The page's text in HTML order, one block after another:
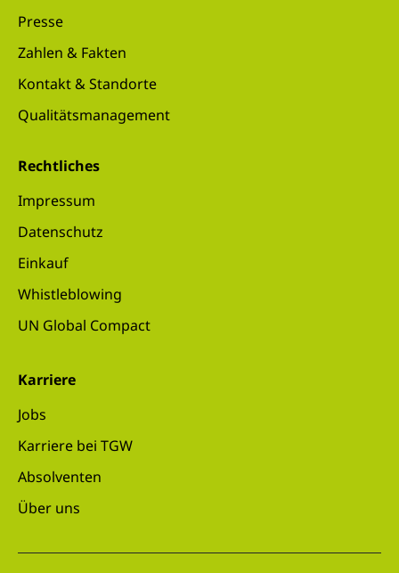
Presse
Zahlen & Fakten
Kontakt & Standorte
Qualitätsmanagement
Rechtliches
Impressum
Datenschutz
Einkauf
Whistleblowing
UN Global Compact
Karriere
Jobs
Karriere bei TGW
Absolventen
Über uns